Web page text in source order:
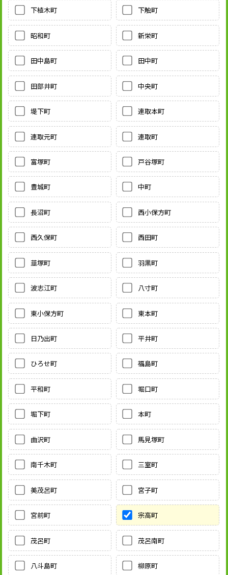
下植木町 下触町
昭和町 新栄町
田中島町 田中町
田部井町 中央町
堤下町 連取本町
連取元町 連取町
富塚町 戸谷塚町
豊城町 中町
長沼町 西小保方町
西久保町 西田町
韮塚町 羽黒町
波志江町 八寸町
東小保方町 東本町
日乃出町 平井町
ひろせ町 福島町
平和町 堀口町
堀下町 本町
曲沢町 馬見塚町
南千木町 三室町
美茂呂町 宮子町
宮前町 宗高町
茂呂町 茂呂南町
八斗島町 柳原町